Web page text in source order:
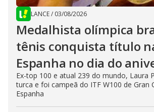
LANCE/ 03/08/2026
Medalhista olímpica
tênis conquista título
Espanha no dia do
Ex-top 100 e atual 239 do mundo, Laura
turca e foi campeã do ITF W100 de Gran
Espanha